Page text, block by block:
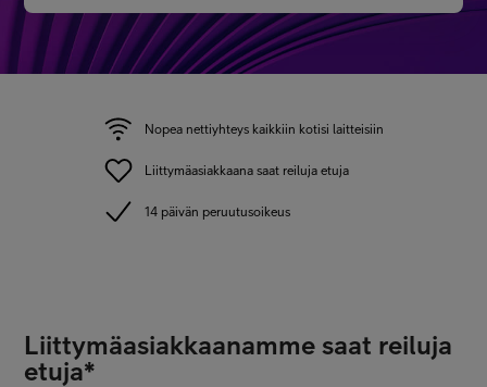
Nopea nettiyhteys kaikkiin kotisi laitteisiin
Liittymäasiakkaana saat reiluja etuja
14 päivän peruutusoikeus
Liittymäasiakkaanamme saat reiluja
etuja*